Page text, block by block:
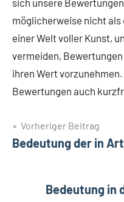
möglicherweise nicht als
einer Welt voller Kunst,
vermeiden,
ihren Wert
Bewertungen auch
Vorheriger Beitrag
Bedeutung der in Art
Bedeutung in